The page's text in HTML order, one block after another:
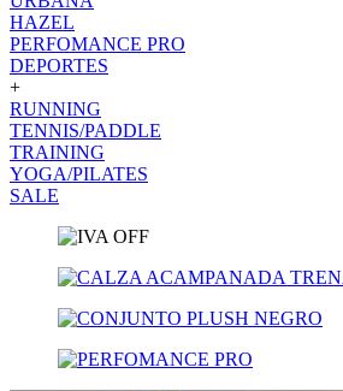
HAZEL
PERFOMANCE PRO
DEPORTES
+
RUNNING
TENNIS/PADDLE
TRAINING
YOGA/PILATES
SALE